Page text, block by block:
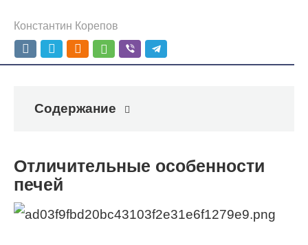
Константин Корепов
Содержание
Отличительные особенности
печей